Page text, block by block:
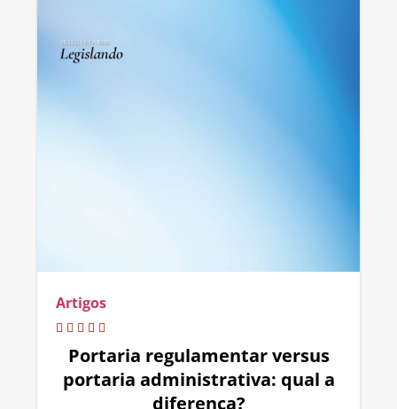
Artigos
Portaria regulamentar versus
portaria administrativa: qual a
diferença?